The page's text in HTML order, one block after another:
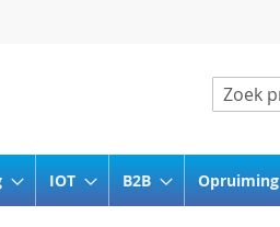
Zoeken
IOT B2B Opruiming